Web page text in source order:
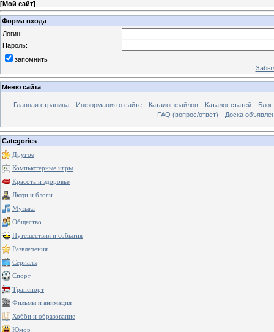
[Мой сайт]
Форма входа
Логин:
Пароль:
запомнить
Меню сайта
Главная страница Информация о сайте Каталог файлов Каталог статей
Блог
FAQ (вопрос/ответ)
Доска
Categories
Другое
Компьютерные игры
Красота и здоровье
Люди и блоги
Музыка
Общество
Путешествия и события
Развлечения
Сериалы
Спорт
Транспорт
Фильмы и анимация
Хобби и образование
Юмор